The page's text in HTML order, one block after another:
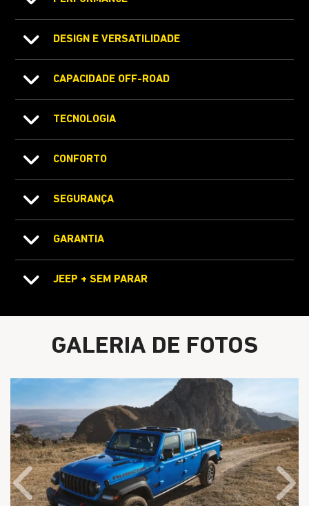
DESIGN E VERSATILIDADE
CAPACIDADE OFF-ROAD
TECNOLOGIA
CONFORTO
SEGURANÇA
GARANTIA
JEEP + SEM PARAR
GALERIA DE FOTOS
Anterior